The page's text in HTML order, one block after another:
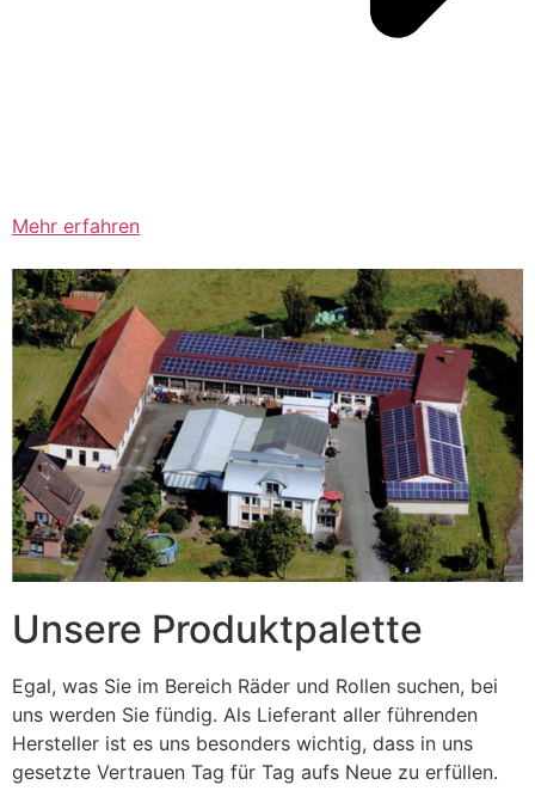
Mehr erfahren
Unsere Produktpalette
Egal, was Sie im Bereich Räder und Rollen suchen, bei
uns werden Sie fündig. Als Lieferant aller führenden
Hersteller ist es uns besonders wichtig, dass in uns
gesetzte Vertrauen Tag für Tag aufs Neue zu erfüllen.